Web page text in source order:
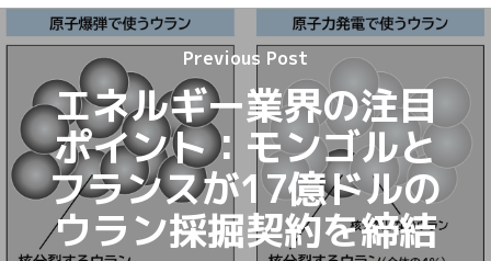
Previous Post
エネルギー業界の注目
ポイント：モンゴルと
フランスが17億ドルの
ウラン採掘契約を締結